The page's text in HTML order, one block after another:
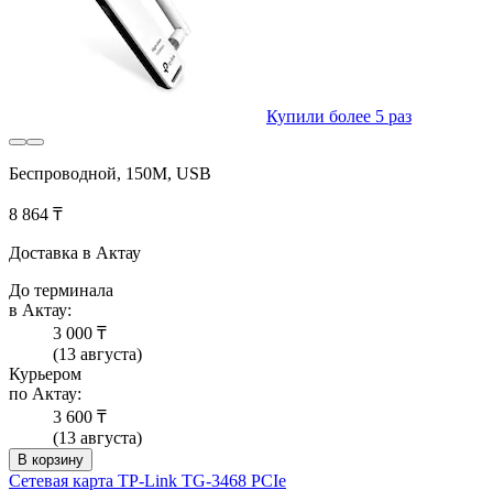
Купили более 5 раз
Беспроводной, 150M, USB
8 864 ₸
Доставка в Актау
До терминала
в Актау:
3 000 ₸
(13 августа)
Курьером
по Актау:
3 600 ₸
(13 августа)
В корзину
Сетевая карта TP-Link TG-3468 PCIe